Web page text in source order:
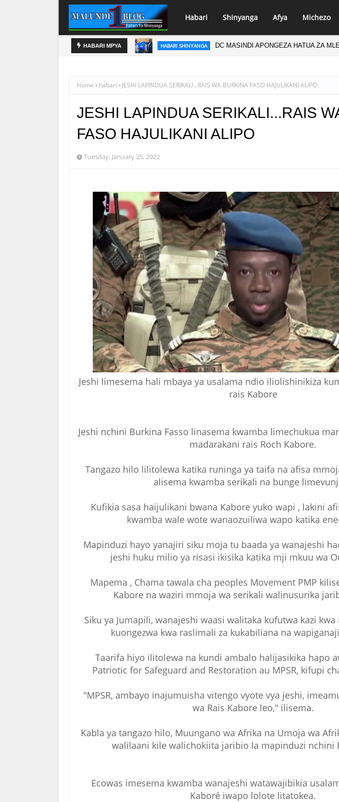
Habari Shinyanga Afya Michezo
HABARI MPYA HABARI PINDA APONGEZA TVLA KWA KUJENGA
Home habari JESHI LAPINDUA SERIKALI...RAIS WA BURKINA FASO HAJULIKANI ALIPO
JESHI LAPINDUA SERIKALI...RAIS
FASO HAJULIKANI ALIPO
Tuesday, January 25, 2022
Jeshi limesema hali mbaya ya usalama ndio iliolishinikiza
rais Kabore
Jeshi nchini Burkina Fasso linasema kwamba limechukua
madarakani rais Roch Kabore.
Tangazo hilo lilitolewa katika runinga ya taifa na afisa
alisema kwamba serikali na bunge
Kufikia sasa haijulikani bwana Kabore yuko wapi , lakini
kwamba wale wote wanaozuiliwa wapo katika
Mapinduzi hayo yanajiri siku moja tu baada ya wanajeshi
jeshi huku milio ya risasi ikisika katika mji mkuu wa
Mapema , Chama tawala cha peoples Movement PMP
Kabore na waziri mmoja wa serikali walinusurika
Siku ya Jumapili, wanajeshi waasi walitaka kufutwa kazi
kuongezwa kwa raslimali za kukabiliana na
Taarifa hiyo ilitolewa na kundi ambalo halijasikika hapo
Patriotic for Safeguard and Restoration au MPSR, kifupi
"MPSR, ambayo inajumuisha vitengo vyote vya jeshi,
wa Rais Kabore leo," ilisema.
Kabla ya tangazo hilo, Muungano wa Afrika na Umoja wa
walilaani kile walichokiita jaribio la mapinduzi nchini
Ecowas imesema kwamba wanajeshi watawajibikia
Kaboré iwapo lolote litatokea.